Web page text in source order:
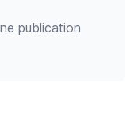
publication